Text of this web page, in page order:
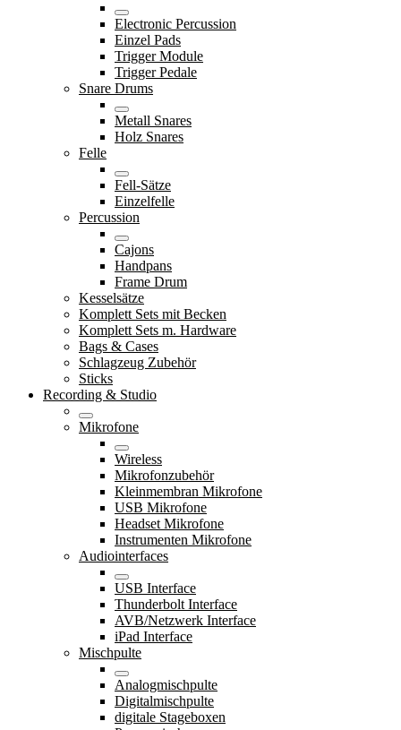
Electronic Percussion
Einzel Pads
Trigger Module
Trigger Pedale
Snare Drums
Metall Snares
Holz Snares
Felle
Fell-Sätze
Einzelfelle
Percussion
Cajons
Handpans
Frame Drum
Kesselsätze
Komplett Sets mit Becken
Komplett Sets m. Hardware
Bags & Cases
Schlagzeug Zubehör
Sticks
Recording & Studio
Mikrofone
Wireless
Mikrofonzubehör
Kleinmembran Mikrofone
USB Mikrofone
Headset Mikrofone
Instrumenten Mikrofone
Audiointerfaces
USB Interface
Thunderbolt Interface
AVB/Netzwerk Interface
iPad Interface
Mischpulte
Analogmischpulte
Digitalmischpulte
digitale Stageboxen